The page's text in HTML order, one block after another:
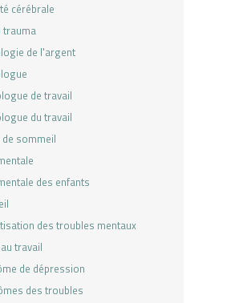
cérébrale
trauma
de l'argent
de travail
du travail
de sommeil
des enfants
des troubles mentaux
travail
de dépression
des troubles